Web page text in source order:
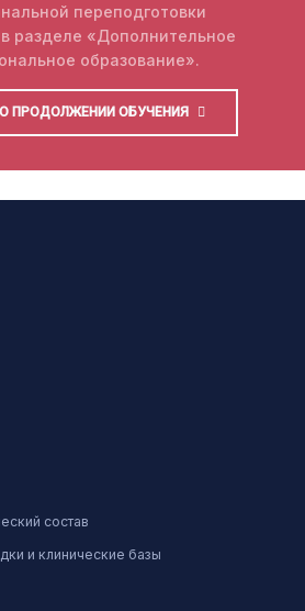
переподготовки
разделе «Дополнительное
образование».
ПРОДОЛЖЕНИИ ОБУЧЕНИЯ
состав
и клинические базы